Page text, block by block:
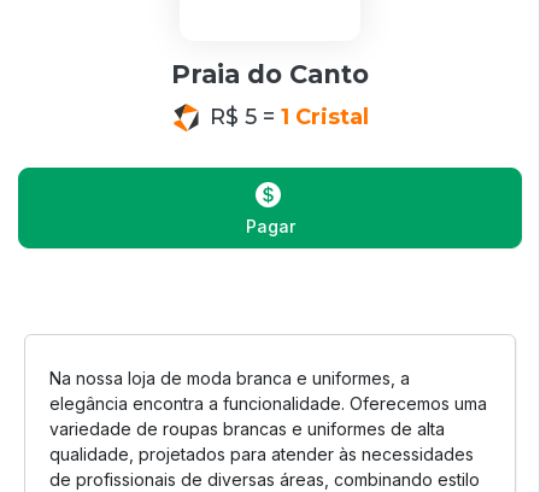
Praia do Canto
R$ 5 = 1 Cristal
Pagar
Na nossa loja de moda branca e uniformes, a
elegância encontra a funcionalidade. Oferecemos uma
variedade de roupas brancas e uniformes de alta
qualidade, projetados para atender às necessidades
de profissionais de diversas áreas, combinando estilo